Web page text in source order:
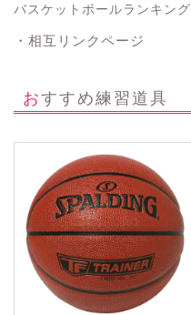
バスケットボールランキング
・相互リンクページ
おすすめ練習道具